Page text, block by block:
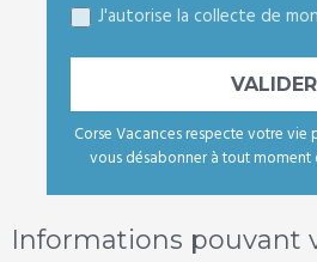
J'autorise la collecte de
Corse Vacances respecte votre
vous désabonner à tout moment
Informations pouvant